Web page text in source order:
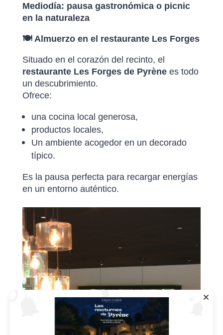
Mediodía: pausa gastronómica o picnic
en la naturaleza
🍽️ Almuerzo en el restaurante Les Forges
Situado en el corazón del recinto, el
restaurante Les Forges de Pyrènees todo
un descubrimiento.
Ofrece:
una cocina local generosa,
productos locales,
Un ambiente acogedor en un decorado
típico.
Es la pausa perfecta para recargar energías
en un entorno auténtico.